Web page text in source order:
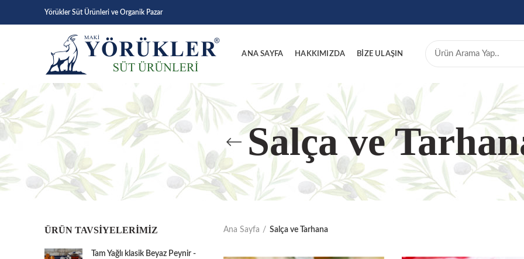
Yörükler Süt Ürünleri ve Organik Pazar
ANA SAYFA HAKKIMIZDA BİZE ULAŞIN
Salça ve
Ana Sayfa Salça ve Tarhana
ÜRÜN TAVSIYELERIMIZ
Tam Yağlı klasik Beyaz Peynir -